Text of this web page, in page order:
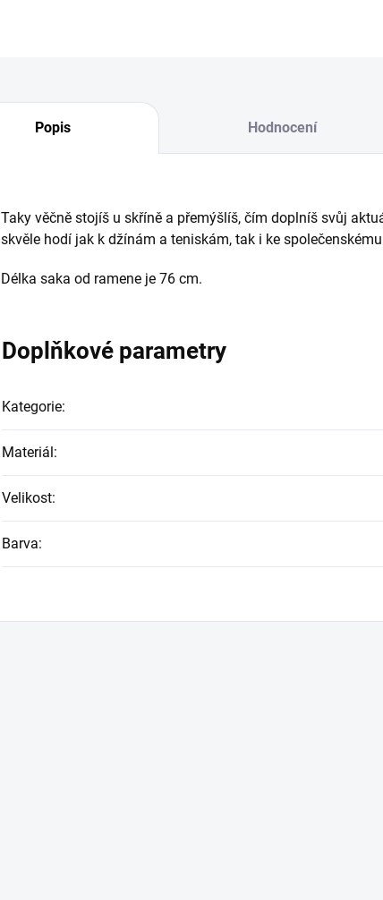
Popis Hodnocení
Taky věčně stojíš u skříně a přemýšlíš, čím doplníš svůj
skvěle hodí jak k džínám a teniskám, tak i ke
Délka saka od ramene je 76 cm.
Doplňkové parametry
Kategorie:
Materiál :
Velikost:
Barva: